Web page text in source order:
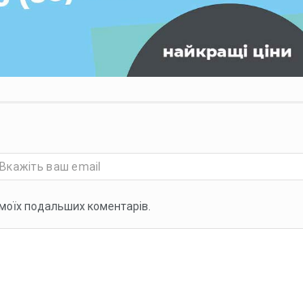
подальших коментарів.